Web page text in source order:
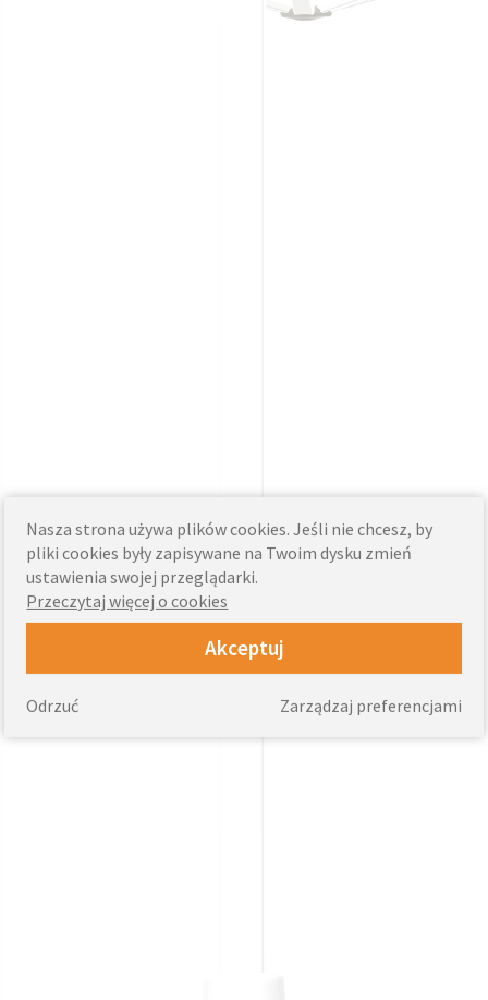
Nasza strona używa plików cookies. Jeśli nie chcesz, by
pliki cookies były zapisywane na Twoim dysku zmień
ustawienia swojej przeglądarki.
Przeczytaj więcej o cookies
Akceptuj
Zarządzaj preferencjami
Odrzuć